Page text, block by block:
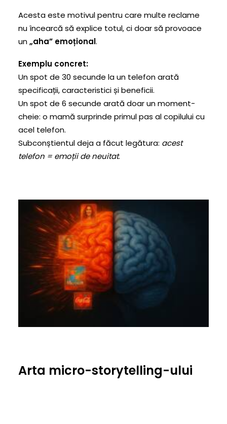
Acesta este motivul pentru care multe reclame
nu încearcă să explice totul, ci doar să provoace
un„aha” emoțional.
Exemplu concret:
Un spot de 30 secunde la un telefon arată
specificații, caracteristici și beneficii.
Un spot de 6 secunde arată doar un moment-
cheie: o mamă surprinde primul pas al copilului cu
acel telefon.
Subconștientul deja a făcut legătura: acest
telefon = emoții de neuitat.
Arta micro-storytelling-ului